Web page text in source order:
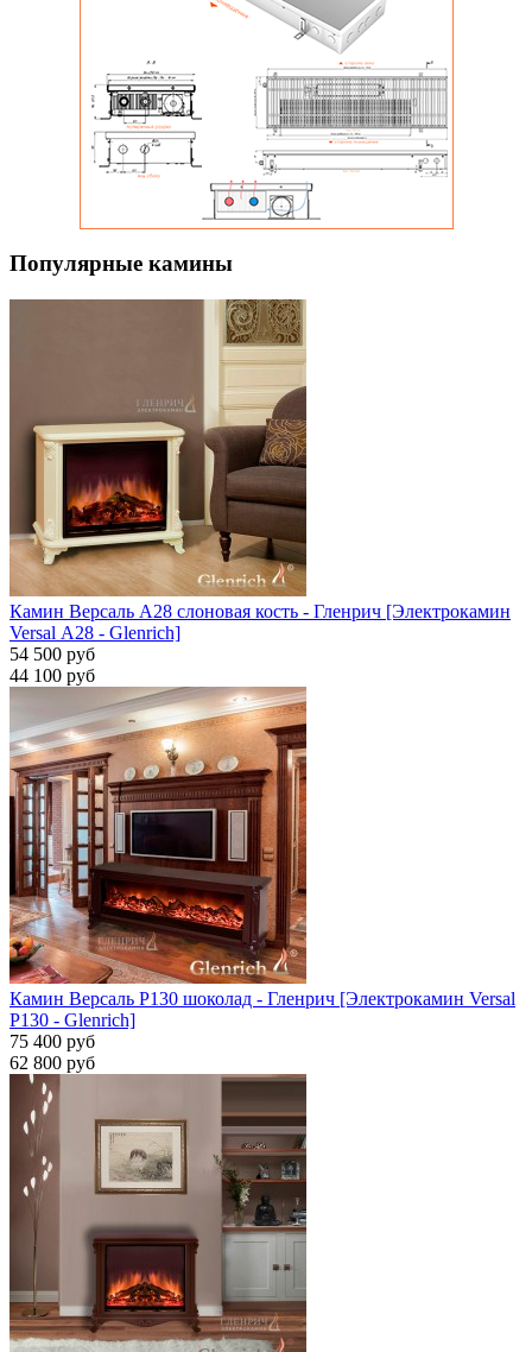
Популярные камины
Камин Версаль A28 слоновая кость - Гленрич [Электрокамин
Versal А28 - Glenrich]
54 500 руб
44 100 руб
Камин Версаль P130 шоколад - Гленрич [Электрокамин Versal
P130 - Glenrich]
75 400 руб
62 800 руб